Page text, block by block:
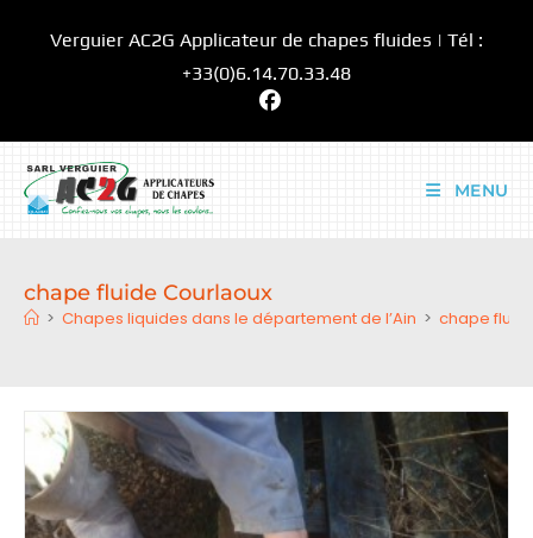
Verguier AC2G Applicateur de chapes fluides | Tél :
+33(0)6.14.70.33.48
MENU
chape fluide Courlaoux
> Chapes liquides dans le département de l’Ain > chape